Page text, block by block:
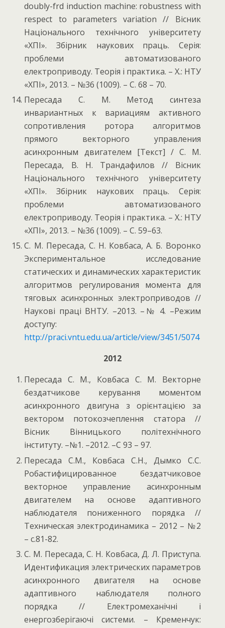
doubly-frd induction machine: robustness with
respect to parameters variation // Вісник
Національного технічного університету
«ХПІ». Збірник наукових праць. Серія:
проблеми автоматизованого
електроприводу. Теорія і практика. – Х.: НТУ
«ХПІ», 2013. – №36 (1009). – С. 68 – 70.
Пересада С. М. Метод синтеза
инвариантных к вариациям активного
сопротивления ротора алгоритмов
прямого векторного управления
асинхронным двигателем [Текст] / С. М.
Пересада, В. Н. Трандафилов // Вісник
Національного технічного університету
«ХПІ». Збірник наукових праць. Серія:
проблеми автоматизованого
електроприводу. Теорія і практика. – Х.: НТУ
«ХПІ», 2013. – №36 (1009). – С. 59–63.
С. М. Пересада, С. Н. Ковбаса, А. Б. Воронко
Экспериментальное исследование
статических и динамических характеристик
алгоритмов регулирования момента для
тяговых асинхронных электроприводов //
Наукові праці ВНТУ. –2013. –№ 4. –Режим
доступу:
http://praci.vntu.edu.ua/article/view/3451/5074
2012
Пересада С. М., Ковбаса С. M. Векторне
бездатчикове керування моментом
асинхронного двигуна з орієнтацією за
вектором потокозчеплення статора //
Вісник Вінницького політехнічного
інституту. –№1. –2012. –С 93 – 97.
Пересада С.М., Ковбаса С.Н., Дымко С.С.
Робастифицированное бездатчиковое
векторное управление асинхронным
двигателем на основе адаптивного
наблюдателя пониженного порядка //
Техническая электродинамика – 2012 – №2
– с.81-82.
С. М. Пересада, С. Н. Ковбаса, Д. Л. Приступа.
Идентификация электрических параметров
асинхронного двигателя на основе
адаптивного наблюдателя полного
порядка // Електромеханічні і
енергозберігаючі системи. – Кременчук: